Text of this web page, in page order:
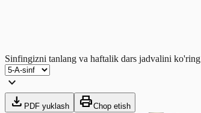
Sinfingizni tanlang va haftalik dars jadvalini ko'ring
expand_more
download PDF yuklash printChop etish